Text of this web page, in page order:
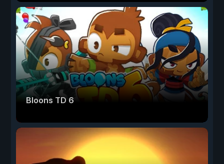
Bloons TD 6